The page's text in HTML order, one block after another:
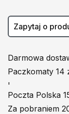
Zapytaj o
Darmowa
Paczkomaty 14
'
Poczta Polska
Za pobraniem